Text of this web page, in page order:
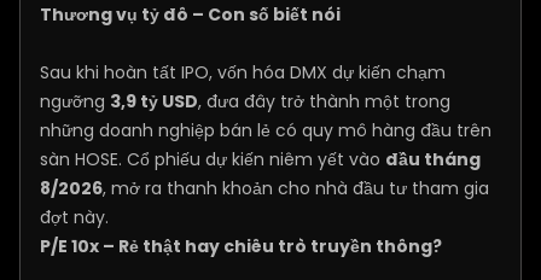
Thương vụ tỷ đô – Con số biết nói
Sau khi hoàn tất IPO, vốn hóa DMX dự kiến chạm
ngưỡng 3,9 tỷ USD, đưa đây trở thành một trong
những doanh nghiệp bán lẻ có quy mô hàng đầu trên
sàn HOSE. Cổ phiếu dự kiến niêm yết vào đầu tháng
8/2026, mở ra thanh khoản cho nhà đầu tư tham gia
đợt này.
P/E 10x – Rẻ thật hay chiêu trò truyền thông?